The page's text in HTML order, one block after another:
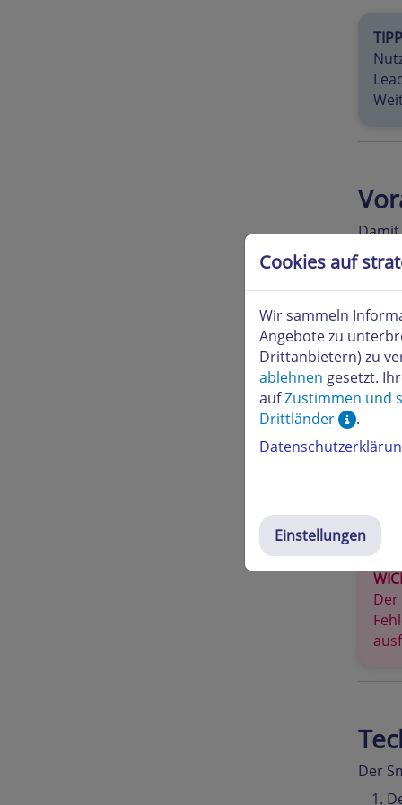
TIPP
Damit
Der
Cookies auf
Wir sammeln
Angebote zu
Drittanbietern) zu
ablehnen gesetzt.
aufZustimmen und
Drittländer
.
Einstellungen